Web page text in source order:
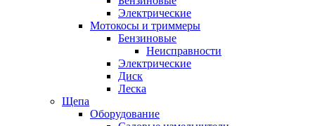
Электрические
Мотокосы и триммеры
Бензиновые
Неисправности
Электрические
Диск
Леска
Щепа
Оборудование